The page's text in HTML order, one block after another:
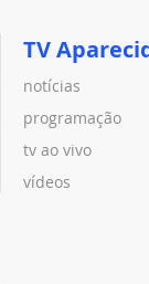
TV
notícias
programação
tv ao vivo
vídeos